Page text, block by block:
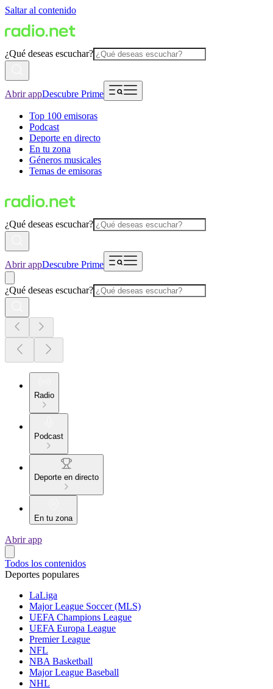
Saltar al contenido
¿Qué deseas escuchar?
Abrir appDescubre Prime
Top 100 emisoras
Podcast
Deporte en directo
En tu zona
Géneros musicales
Temas de emisoras
¿Qué deseas escuchar?
Abrir appDescubre Prime
¿Qué deseas escuchar?
Radio
Podcast
Deporte en directo
En tu zona
Abrir app
Todos los contenidos
Deportes populares
LaLiga
Major League Soccer (MLS)
UEFA Champions League
UEFA Europa League
Premier League
NFL
NBA Basketball
Major League Baseball
NHL